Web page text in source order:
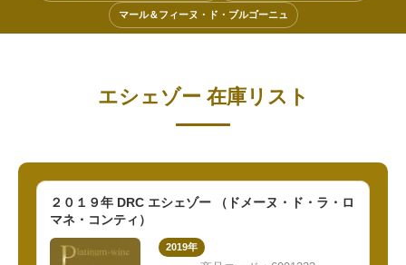
マール＆フィーヌ・ド・ブルゴーニュ
エシェゾー 在庫リスト
２０１９年 DRC エシェゾー （ドメーヌ・ド・ラ・ロ
マネ・コンティ）
2019年